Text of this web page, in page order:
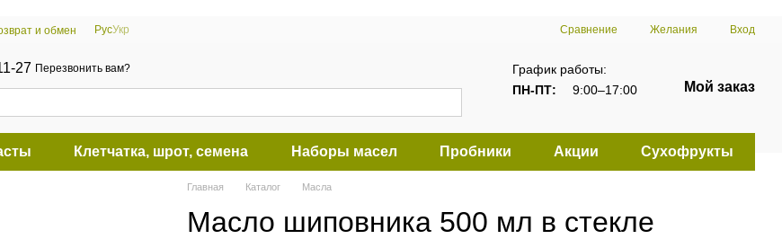
и обмен РусУкр Сравнение Желания Вход
27 Перезвонить вам?
График работы:
ПН-ПТ:
9:00–17:00 Мой заказ
Клетчатка, шрот, семена Наборы масел Пробники Акции Сухофрукты
Главная Каталог Масла
Масло шиповника 500 мл в стекле